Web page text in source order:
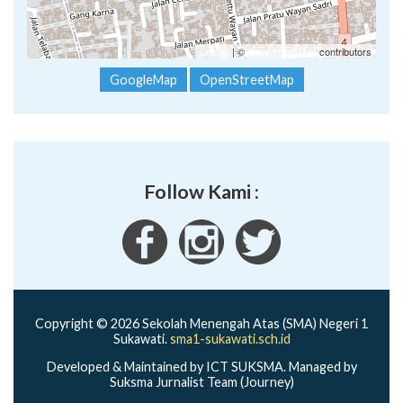
Leaflet | ©OpenStreetMap contributors
GoogleMap OpenStreetMap
Follow Kami :
Copyright © 2026 Sekolah Menengah Atas (SMA) Negeri 1
Sukawati.sma1-sukawati.sch.id
Developed & Maintained by ICT SUKSMA. Managed by
Suksma Jurnalist Team (Journey)